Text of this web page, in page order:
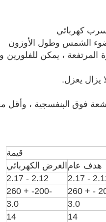
الشمس وطول الأوزون
، يمكن للفلورين
يزال يعزل.
فوق البنفسجية ، وأقل
قيمة
هدف عام الغرض الكهربائي
2.12 -
2.12 - 2.17
-200- + 260
3.0
3.0
14
14